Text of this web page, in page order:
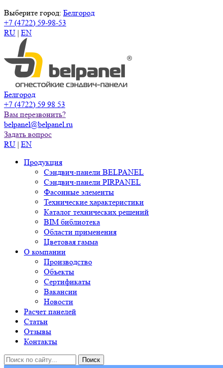
Выберите город: Белгород
+7 (4722) 59-98-53
RU | EN
Белгород
+7 (4722) 59 98 53
Вам перезвонить?
belpanel@belpanel.ru
Задать вопрос
RU | EN
Продукция
Сэндвич-панели BELPANEL
Сэндвич-панели PIRPANEL
Фасонные элементы
Технические характеристики
Каталог технических решений
BIM библиотека
Области применения
Цветовая гамма
О компании
Производство
Объекты
Сертификаты
Вакансии
Новости
Расчет панелей
Статьи
Отзывы
Контакты